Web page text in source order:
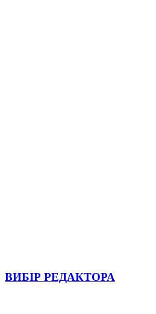
ВИБІР РЕДАКТОРА